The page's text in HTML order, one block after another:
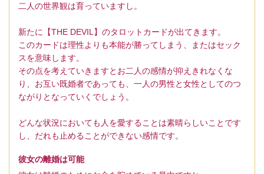
二人の世界観は育っていますし。
新たに【THE DEVIL】のタロットカードが出てきます。
このカードは理性よりも本能が勝ってしまう、またはセック
スを意味します。
その点を考えていきますとお二人の感情が抑えきれなくな
り、お互い既婚者であっても、一人の男性と女性としてのつ
ながりとなっていくでしょう。
どんな状況においても人を愛することは素晴らしいことです
し、だれも止めることができない感情です。
彼女の離婚は可能